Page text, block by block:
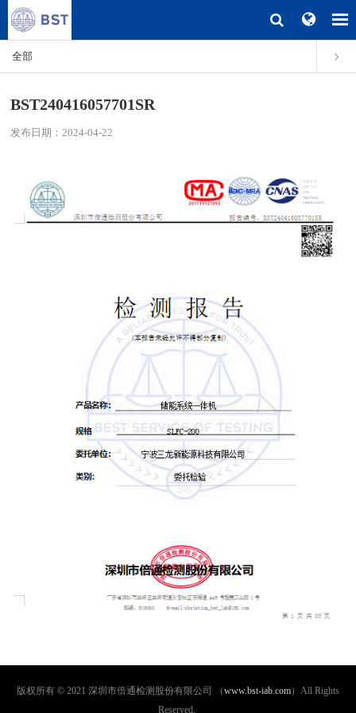
全部
BST240416057701SR
发布日期：2024-04-22
版权所有 © 2021 深圳市倍通检测股份有限公司 （www.bst-iab.com）All Rights
Reserved.